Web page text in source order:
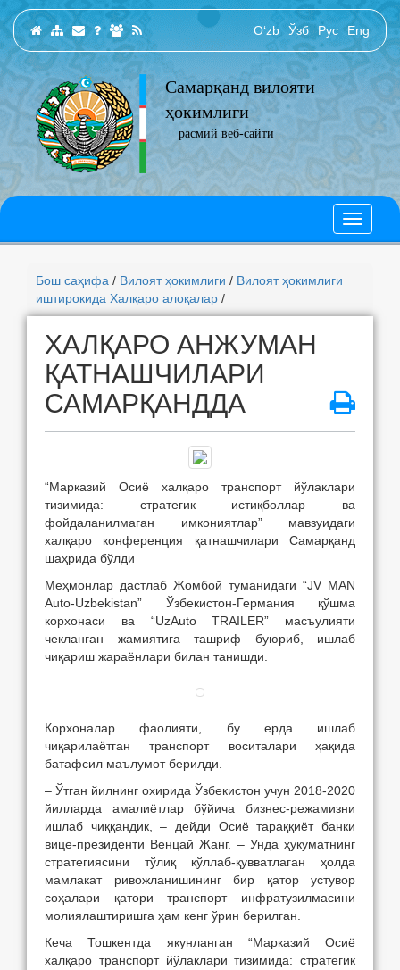
O‘zb Ўзб Рус Eng
Самарқанд вилояти
ҳокимлиги
расмий веб-сайти
Бош саҳифа / Вилоят ҳокимлиги / Вилоят ҳокимлиги
иштирокида Халқаро алоқалар /
ХАЛҚАРО АНЖУМАН
ҚАТНАШЧИЛАРИ
САМАРҚАНДДА
“Марказий Осиё халқаро транспорт йўлаклари
тизимида: стратегик истиқболлар ва
фойдаланилмаган имкониятлар” мавзуидаги
халқаро конференция қатнашчилари Самарқанд
шаҳрида бўлди
Меҳмонлар дастлаб Жомбой туманидаги “JV MAN
Auto-Uzbekistan” Ўзбекистон-Германия қўшма
корхонаси ва “UzAuto TRAILER” масъулияти
чекланган жамиятига ташриф буюриб, ишлаб
чиқариш жараёнлари билан танишди.
Корхоналар фаолияти, бу ерда ишлаб
чиқарилаётган транспорт воситалари ҳақида
батафсил маълумот берилди.
– Ўтган йилнинг охирида Ўзбекистон учун 2018-2020
йилларда амалиётлар бўйича бизнес-режамизни
ишлаб чиққандик, – дейди Осиё тараққиёт банки
вице-президенти Венцай Жанг. – Унда ҳукуматнинг
стратегиясини тўлиқ қўллаб-қувватлаган ҳолда
мамлакат ривожланишининг бир қатор устувор
соҳалари қатори транспорт инфратузилмасини
молиялаштиришга ҳам кенг ўрин берилган.
Кеча Тошкентда якунланган “Марказий Осиё
халқаро транспорт йўлаклари тизимида: стратегик